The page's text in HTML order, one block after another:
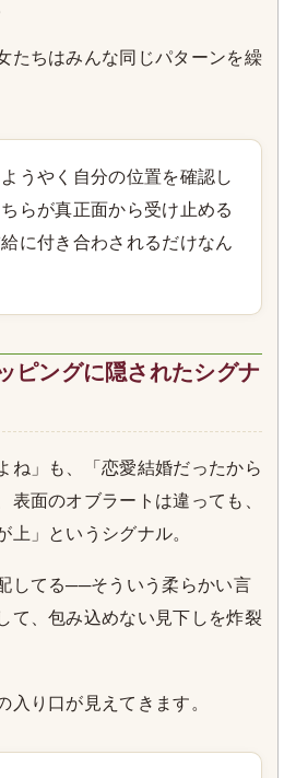
たちはみんな同じパターンを繰
うやく自分の位置を確認し
らが真正面から受け止める
に付き合わされるだけなん
ピングに隠されたシグナ
ね」も、「恋愛結婚だったから
表面のオブラートは違っても、
上」というシグナル。
してる──そういう柔らかい言
て、包み込めない見下しを炸裂
入り口が見えてきます。